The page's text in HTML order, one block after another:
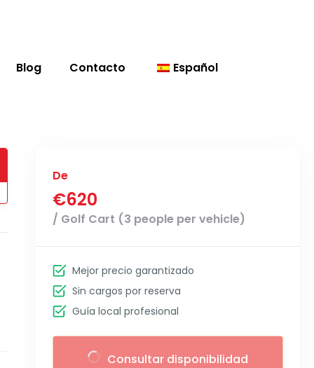
Blog Contacto Español
De
€620
/ Golf Cart (3 people per vehicle)
Mejor precio garantizado
Sin cargos por reserva
Guía local profesional
Consultar disponibilidad